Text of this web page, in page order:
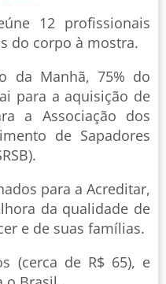
12 profissionais
do corpo à mostra.
da Manhã, 75% do
para a aquisição de
a Associação dos
de Sapadores
para a Acreditar,
da qualidade de
e de suas famílias.
(cerca de R$ 65), e